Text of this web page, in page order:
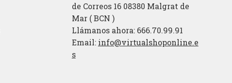
de Correos 16 08380 Malgrat de
Mar ( BCN )
Llámanos ahora: 666.70.99.91
Email: info@virtualshoponline.e
s